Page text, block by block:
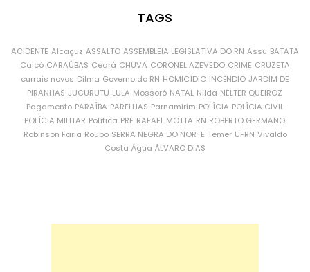
TAGS
ACIDENTE Alcaçuz ASSALTO ASSEMBLEIA LEGISLATIVA DO RN Assu BATATA
Caicó CARAÚBAS Ceará CHUVA CORONEL AZEVEDO CRIME CRUZETA
currais novos Dilma Governo do RN HOMICÍDIO INCÊNDIO JARDIM DE
PIRANHAS JUCURUTU LULA Mossoró NATAL Nilda NÉLTER QUEIROZ
Pagamento PARAÍBA PARELHAS Parnamirim POLÍCIA POLÍCIA CIVIL
POLÍCIA MILITAR Política PRF RAFAEL MOTTA RN ROBERTO GERMANO
Robinson Faria Roubo SERRA NEGRA DO NORTE Temer UFRN Vivaldo
Costa Água ÁLVARO DIAS